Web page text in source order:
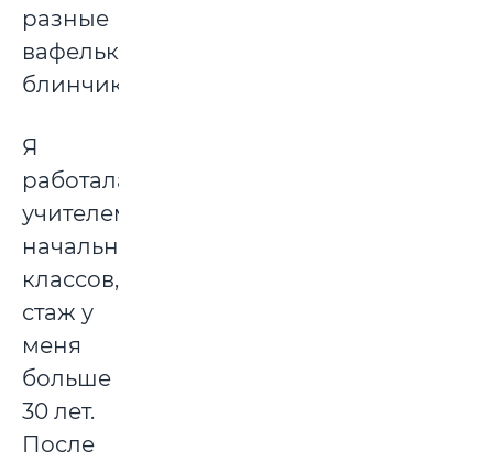
разные
вафельки,
блинчики.
Я
работала
учителем
начальных
классов,
стаж у
меня
больше
30 лет.
После